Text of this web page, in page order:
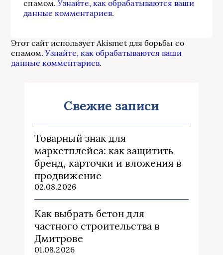
спамом.Узнайте, как обрабатываются ваши
данные комментариев.
Этот сайт использует Akismet для борьбы со
спамом.Узнайте, как обрабатываются ваши
данные комментариев.
Свежие записи
Товарный знак для
маркетплейса: как защитить
бренд, карточки и вложения в
продвижение
02.08.2026
Как выбрать бетон для
частного строительства в
Дмитрове
01.08.2026